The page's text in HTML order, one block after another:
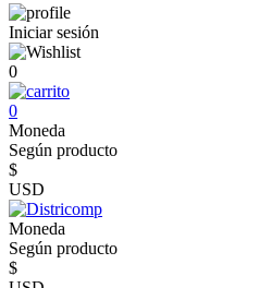
Iniciar sesión
0
0
Moneda
Según producto
$
USD
Moneda
Según producto
$